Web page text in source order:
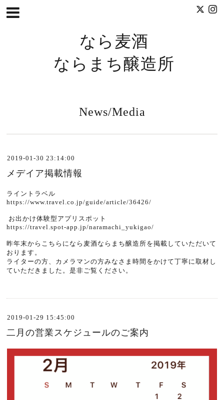
なら麦酒
ならまち醸造所
News/Media
2019-01-30 23:14:00
メデイア掲載情報
ライントラベル
https://www.travel.co.jp/guide/article/36426/
お出かけ体験型アプリスポット
https://travel.spot-app.jp/naramachi_yukigao/
昨年末からこちらになら麦酒ならまち醸造所を掲載していただいて
おります。
ライターの方、カメラマンの方みなさま時間をかけて丁寧に取材し
ていただきました。是非ご覧ください。
2019-01-29 15:45:00
二月の営業スケジュールのご案内